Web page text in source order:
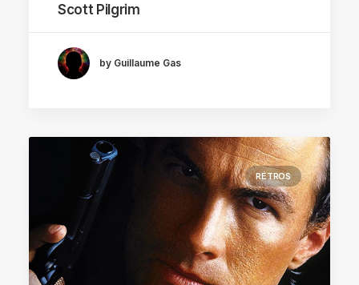
Scott Pilgrim
by Guillaume Gas
RÉTROS